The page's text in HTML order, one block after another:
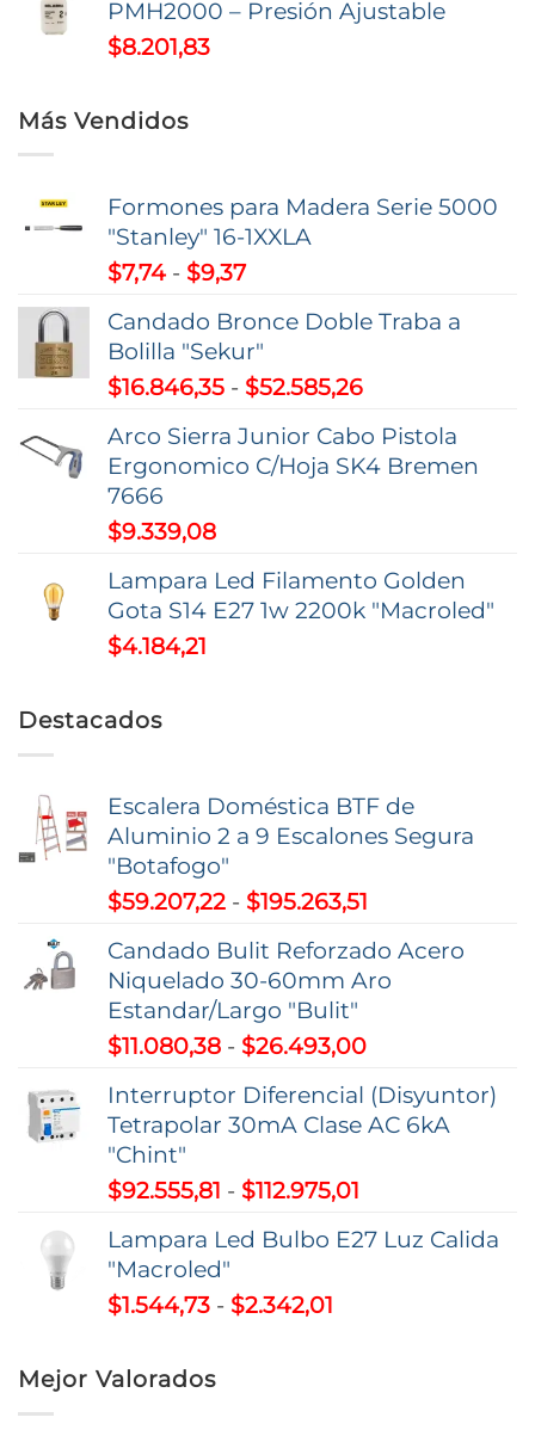
PMH2000 – Presión Ajustable
$8.201,83
Más Vendidos
Formones para Madera Serie 5000
"Stanley" 16-1XXLA
$7,74 - $9,37Rango
precios:
desde
$7,74
$9,37
Candado Bronce Doble Traba a
Bolilla "Sekur"
$16.846,35 - $52.585,26Rango
precios:
desde
Arco Sierra Junior Cabo Pistola
Ergonomico C/Hoja SK4 Bremen
7666
$9.339,08
Lampara Led Filamento Golden
Gota S14 E27 1w 2200k "Macroled"
$4.184,21
Destacados
Escalera Doméstica BTF de
Aluminio 2 a 9 Escalones Segura
"Botafogo"
$59.207,22 - $195.263,51
precios:
desde
$195.263,51
Candado Bulit Reforzado Acero
Niquelado 30-60mm Aro
Estandar/Largo "Bulit"
$11.080,38 - $26.493,00Rango
precios:
desde
$26.493,00
Interruptor Diferencial (Disyuntor)
Tetrapolar 30mA Clase AC 6kA
"Chint"
$92.555,81 - $112.975,01
precios:
Lampara Led Bulbo E27 Luz Calida
"Macroled"
$1.544,73 - $2.342,01
Mejor Valorados